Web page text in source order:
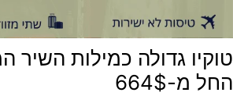
טוקיו גדולה כמילות השיר
החל מ-664$